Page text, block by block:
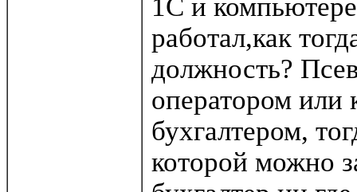
1С и
работал,как
должность?
оператором или
бухгалтером,
которой можно